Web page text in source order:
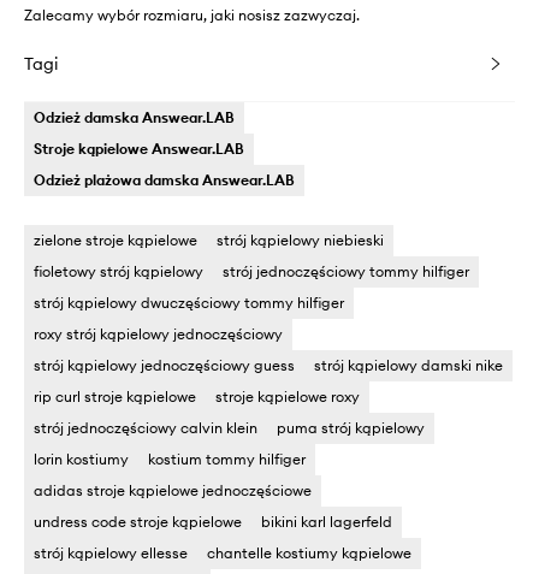
Zalecamy wybór rozmiaru, jaki nosisz zazwyczaj.
Tagi
Odzież damska Answear.LAB
Stroje kąpielowe Answear.LAB
Odzież plażowa damska Answear.LAB
zielone stroje kąpielowe
strój kąpielowy niebieski
fioletowy strój kąpielowy
strój jednoczęściowy tommy hilfiger
strój kąpielowy dwuczęściowy tommy hilfiger
roxy strój kąpielowy jednoczęściowy
strój kąpielowy jednoczęściowy guess
strój kąpielowy damski nike
rip curl stroje kąpielowe
stroje kąpielowe roxy
strój jednoczęściowy calvin klein
puma strój kąpielowy
lorin kostiumy
kostium tommy hilfiger
adidas stroje kąpielowe jednoczęściowe
undress code stroje kąpielowe
bikini karl lagerfeld
strój kąpielowy ellesse
chantelle kostiumy kąpielowe